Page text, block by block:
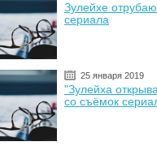
Зулейхе
сериала
25 января 2019
"Зулейха
со съёмок